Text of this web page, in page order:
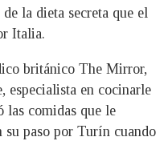
la dieta secreta que el
Italia.
británico The Mirror,
especialista en cocinarle
las comidas que le
su paso por Turín cuando